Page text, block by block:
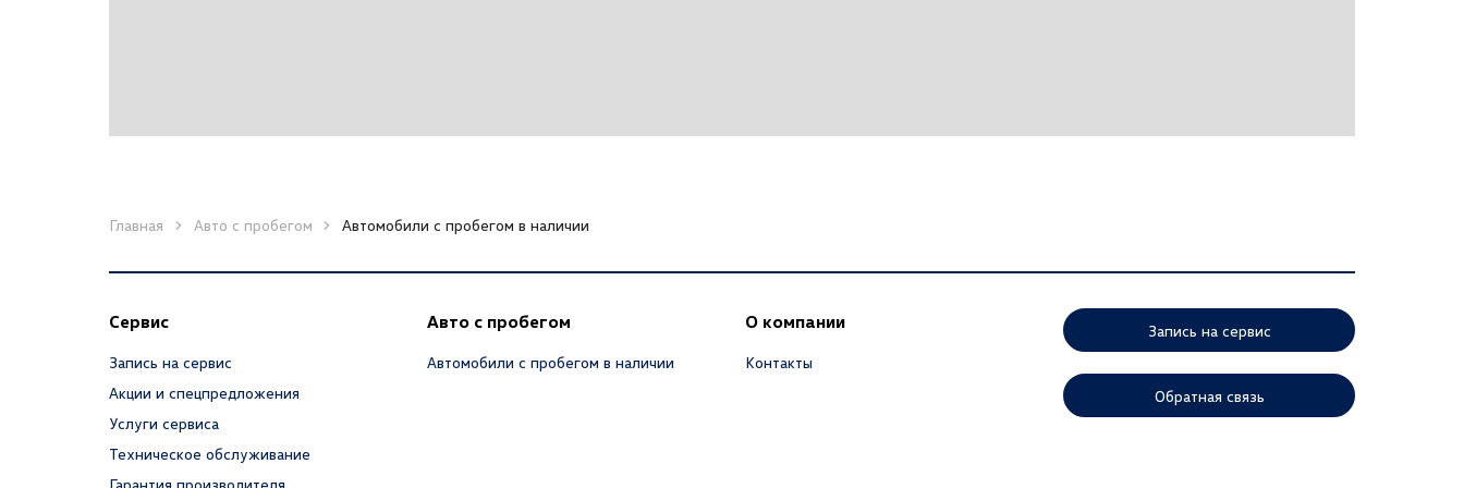
Главная Авто с пробегом Автомобили с пробегом в наличии
Сервис
Запись на сервис
Акции и спецпредложения
Услуги сервиса
Техническое обслуживание
Авто с пробегом
Автомобили с пробегом в наличии
О компании
Контакты
Запись на сервис
Обратная связь